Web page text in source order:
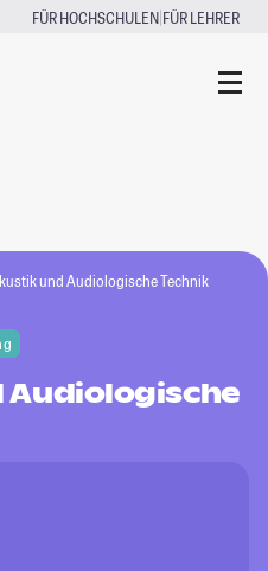
FÜR HOCHSCHULEN|FÜR LEHRER
und Audiologische Technik
Audiologische